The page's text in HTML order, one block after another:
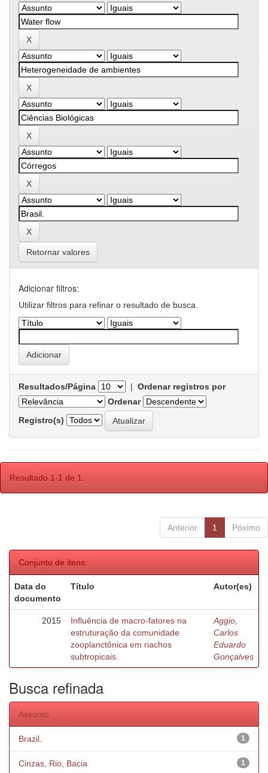
Retornar valores
Adicionar filtros:
Utilizar filtros para refinar o resultado de busca.
Resultados/Página | Ordenar registros por
Ordenar
Registro(s)
Resultado 1-1 de 1.
Anterior 1 Póximo
Conjunto de itens:
Data do
documento
Título Autor(es)
2015
Influência de macro-fatores na
estruturação da comunidade
zooplanctônica em riachos
subtropicais.
Aggio,
Carlos
Eduardo
Gonçalves
Busca refinada
Assunto
1
Brazil.
1
Cinzas, Rio, Bacia